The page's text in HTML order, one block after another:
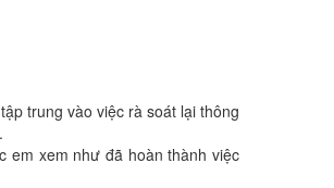
trung vào việc rà soát lại thông
em xem như đã hoàn thành việc